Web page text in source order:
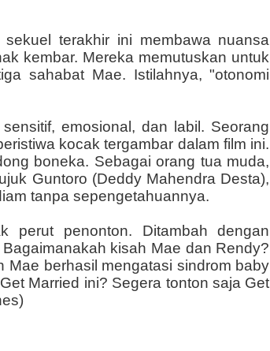
terakhir ini membawa nuansa
kembar. Mereka memutuskan untuk
sahabat Mae. Istilahnya, "otonomi
emosional, dan labil. Seorang
kocak tergambar dalam film ini.
boneka. Sebagai orang tua muda,
Guntoro (Deddy Mahendra Desta),
tanpa sepengetahuannya.
perut penonton. Ditambah dengan
kisah Mae dan Rendy?
berhasil mengatasi sindrom baby
Married ini? Segera tonton saja Get